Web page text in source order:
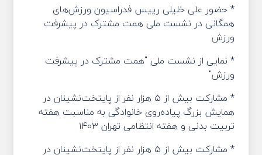
* حضور علی خلیلی رییس فدراسیون ورزش‌های
همگانی در نشست ملی همت مشترک در پیشرفت
ورزش
* نمایی از نشست ملی "همت مشترک در پیشرفت
ورزش"
* مشارکت بیش از ۵ هزار نفر از پایتخت‌نشینان در
همایش بزرگ پیاده‌روی خانوادگی به مناسبت هفته
تربیت بدنی و هفته انتظامی تهران ۱۴۰۳
* مشارکت بیش از ۵ هزار نفر از پایتخت‌نشینان در